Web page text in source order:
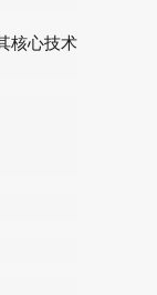
核心技术